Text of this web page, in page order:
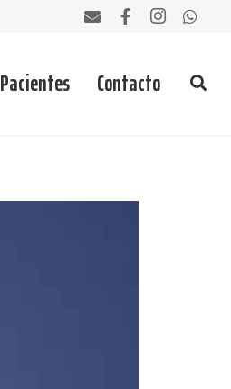
Pacientes Contacto